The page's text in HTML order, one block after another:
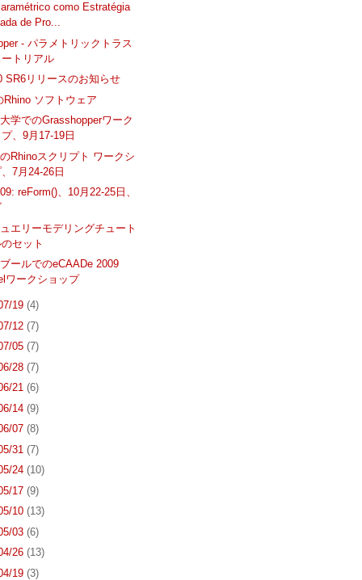
como Estratégia
de Pro...
- パラメトリックトラス
トリアル
SR6リリースのお知らせ
Rhino ソフトウェア
学でのGrasshopperワーク
、9月17-19日
Rhinoスクリプト ワークシ
7月24-26日
reForm()、10月22-25日、
エリーモデリングチュート
セット
ールでのeCAADe 2009
ワークショップ
19 (4)
12 (7)
05 (7)
28 (7)
21 (6)
14 (9)
07 (8)
31 (7)
24 (10)
17 (9)
10 (13)
03 (6)
26 (13)
19 (3)